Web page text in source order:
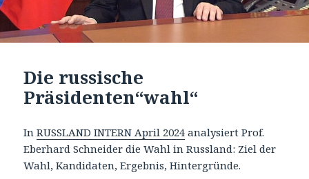
Die russische
Präsidenten“wahl“
InRUSSLAND INTERN April 2024 analysiert Prof.
Eberhard Schneider die Wahl in Russland: Ziel der
Wahl, Kandidaten, Ergebnis, Hintergründe.